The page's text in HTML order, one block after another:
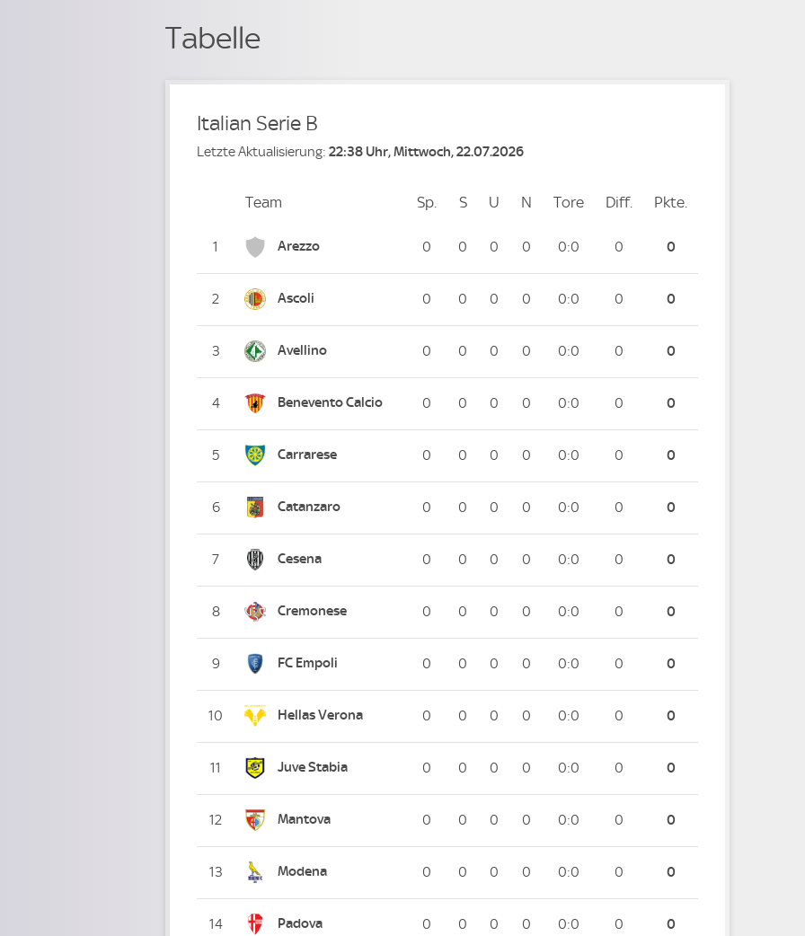
Tabelle
Italian Serie B
Letzte Aktualisierung: 22:38 Uhr, Mittwoch, 22.07.2026
PlatzTeam Sp. Spiele
SSiege
U Unentschieden
N Niederlagen
Tore ToreDiff. Differenz
Pkte.
1 Arezzo 0 0 0 0 0:0 0 0
2 Ascoli 0 0 0 0 0:0 0 0
3 Avellino 0 0 0 0 0:0 0 0
4 Benevento Calcio 0 0 0 0 0:0 0 0
5 Carrarese 0 0 0 0 0:0 0 0
6 Catanzaro 0 0 0 0 0:0 0 0
7 Cesena 0 0 0 0 0:0 0 0
8 Cremonese 0 0 0 0 0:0 0 0
9 FC Empoli 0 0 0 0 0:0 0 0
10 Hellas Verona 0 0 0 0 0:0 0 0
11 Juve Stabia 0 0 0 0 0:0 0 0
12 Mantova 0 0 0 0 0:0 0 0
13 Modena 0 0 0 0 0:0 0 0
14 Padova 0 0 0 0 0:0 0 0